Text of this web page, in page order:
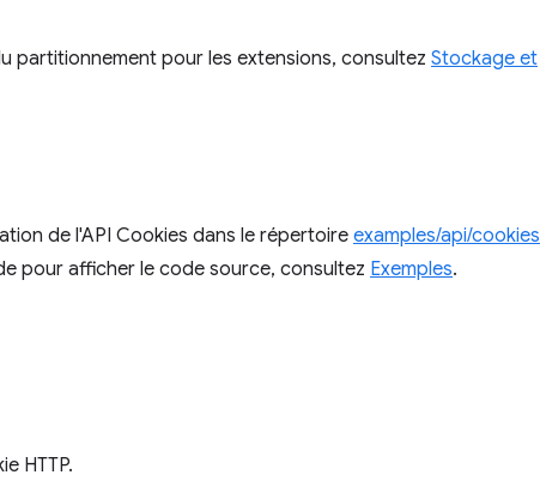
partitionnement pour les extensions, consultez Stockage et
de l'API Cookies dans le répertoire examples/api/cookies
pour afficher le code source, consultez Exemples.
HTTP.